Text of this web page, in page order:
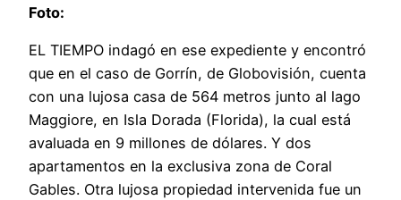
Foto:
EL TIEMPO indagó en ese expediente y encontró
que en el caso de Gorrín, de Globovisión, cuenta
con una lujosa casa de 564 metros junto al lago
Maggiore, en Isla Dorada (Florida), la cual está
avaluada en 9 millones de dólares. Y dos
apartamentos en la exclusiva zona de Coral
Gables. Otra lujosa propiedad intervenida fue un